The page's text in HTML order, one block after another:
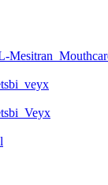
Mesitran
veyx
Veyx